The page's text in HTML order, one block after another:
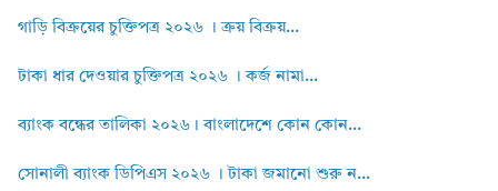
গাড়ি বিক্রয়ের চুক্তিপত্র ২০২৬ । ক্রয় বিক্রয়...
টাকা ধার দেওয়ার চুক্তিপত্র ২০২৬ । কর্জ নামা...
ব্যাংক বন্ধের তালিকা ২০২৬। বাংলাদেশে কোন কোন...
সোনালী ব্যাংক ডিপিএস ২০২৬ । টাকা জমানো শুরু ন...